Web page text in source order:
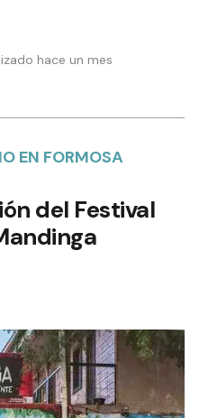
hace un mes
EN FORMOSA
del Festival